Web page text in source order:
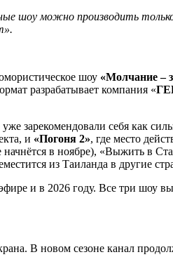
шоу можно производить
шоу «Молчание –
разрабатывает компания «
зарекомендовали себя как
и «Погоня 2», где место
в ноябре), «Выжить в
из Таиланда в другие
и в 2026 году. Все три шоу
В новом сезоне канал